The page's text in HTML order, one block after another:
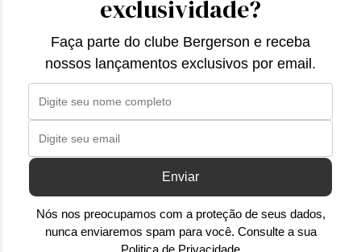
exclusividade?
Faça parte do clube Bergerson e receba
nossos lançamentos exclusivos por email.
Enviar
Nós nos preocupamos com a proteção de seus dados,
nunca enviaremos spam para você. Consulte a sua
Politica de Privacidade